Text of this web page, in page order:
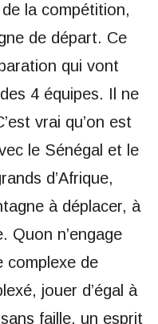
la compétition,
de départ. Ce
qui vont
4 équipes. Il ne
vrai qu’on est
le Sénégal et le
d’Afrique,
à déplacer, à
Quon n’engage
complexe de
jouer d’égal à
faille, un esprit